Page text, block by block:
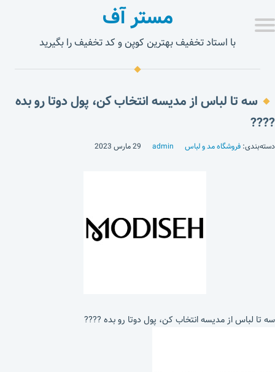
مستر آف
با استاد تخفیف بهترین کوپن و کد تخفیف را بگیرید
سه تا لباس از مدیسه انتخاب کن، پول دوتا رو بده
????
دسته‌بندی: فروشگاه مد و لباس admin 29 مارس 2023
سه تا لباس از مدیسه انتخاب کن، پول دوتا رو بده ????